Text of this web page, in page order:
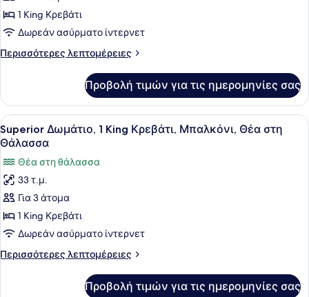
Superior
Δωμάτιο,
King
1 King Κρεβάτι
Δωρεάν ασύρματο ίντερνετ
Περισσότερες λεπτομέρειες
Περισσότερες
Δωμάτιο,
King
Κρεβάτι,
Μπαλκόνι
Προβολή τιμών για τις ημερομηνίες σας
Προβολή
όλων
των
φωτογραφιών
για
Superior
Δωμάτιο,
1
King
Κρεβάτι,
Ένα δωμάτιο ξενοδοχείου με ένα
3
Superior Δωμάτιο, 1 King Κρεβάτι, Μπαλκόνι, Θέα στη
Θάλασσα
Θέα στη θάλασσα
33 τ.μ.
Για 3 άτομα
1 King Κρεβάτι
Δωρεάν ασύρματο ίντερνετ
Περισσότερες λεπτομέρειες
Περισσότερες
Προβολή τιμών για τις ημερομηνίες σας